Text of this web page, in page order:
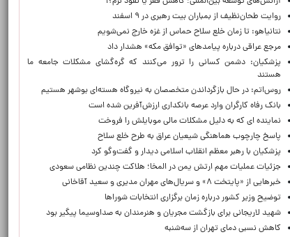
روایت طحان‌نظیف از بمباران بیت رهبری در ۹ اسفند
نتانیاهو: تا زمان خلع سلاح حماس از غزه خارج نمی‌شویم
مرجع عراقی درباره پیامدهای «توافق مکه» هشدار داد
پزشکیان: دشمن کسانی را ترور می‌کنند که گره‌گشای مشکلات جامعه ما
هستند
روس‌اتم: در حال بازگرداندن متخصصان به نیروگاه هسته‌ای بوشهر هستیم
بانک رفاه کارگران وارد عرصه بانکداری ارزش‌آفرین شده است
نماینده ای که به دلیل مشکلات مالی موبایلش را فروخت
پاسخ چارچوب هماهنگی شیعیان عراق به طرح خلع سلاح
پزشکیان با رهبر معظم انقلاب اسلامی دیدار و گفت‌وگو کرد
جزئیات عملیات مهم ارتش یمن در المخا؛ هلاکت چندین نظامی سعودی
خبرهایی از «پایتخت ۸» و سریال‌های مهران مدیری و سعید آقاخانی
توضیح وزیر کشور درباره زمان برگزاری انتخابات شوراها
شهید لاریجانی برای بازگشت مجریان و هنرمندان به صداوسیما پیگیر بود
کاهش نسبی دمای تهران از سه‌شنبه